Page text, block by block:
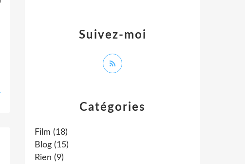
Catégories
Film (18)
Blog (15)
Rien (9)
Suivez-moi